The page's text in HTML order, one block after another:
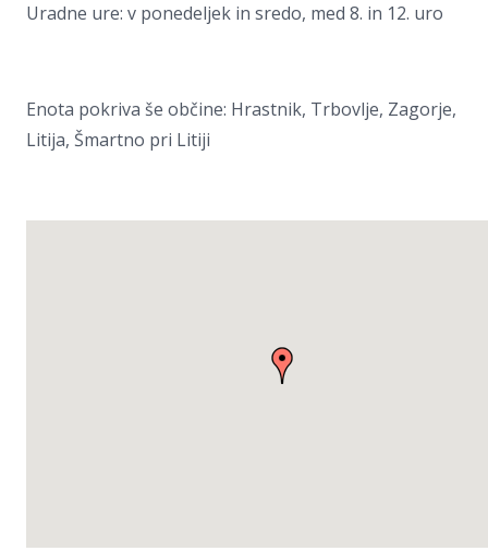
Uradne ure: v ponedeljek in sredo, med 8. in 12. uro
Enota pokriva še občine: Hrastnik, Trbovlje, Zagorje,
Litija, Šmartno pri Litiji